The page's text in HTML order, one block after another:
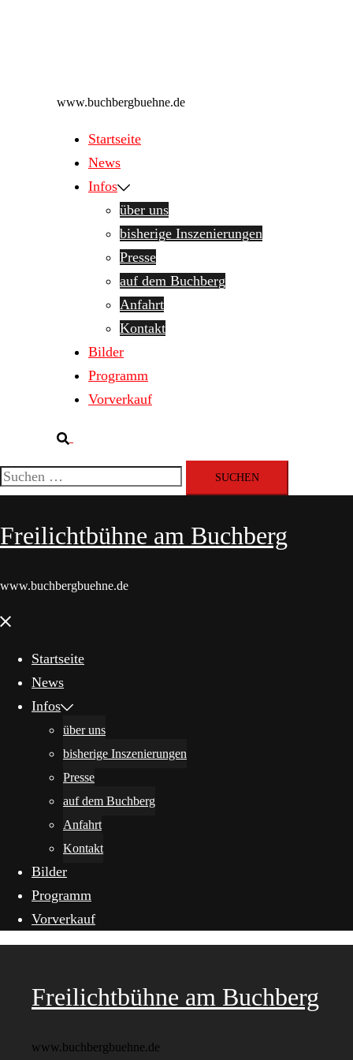
www.buchbergbuehne.de
Startseite
News
Infos
über uns
bisherige Inszenierungen
Presse
auf dem Buchberg
Anfahrt
Kontakt
Bilder
Programm
Vorverkauf
Suche
Suchen
nach:
Freilichtbühne am Buchberg
www.buchbergbuehne.de
Menü
Startseite
News
Infos
über uns
bisherige Inszenierungen
Presse
auf dem Buchberg
Anfahrt
Kontakt
Bilder
Programm
Vorverkauf
Freilichtbühne am Buchberg
www.buchbergbuehne.de